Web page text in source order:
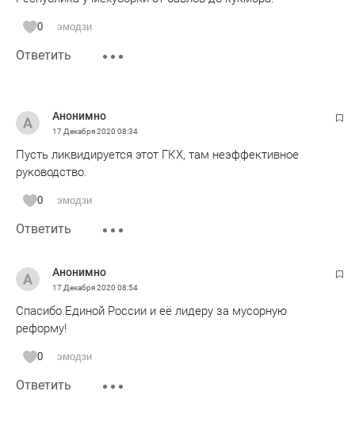
0 эмодзи
Ответить
Анонимно
17 Декабря 2020 08:34
Пусть ликвидируется этот ГКХ, там неэффективное
руководство.
0 эмодзи
Ответить
Анонимно
17 Декабря 2020 08:54
Спасибо Единой России и её лидеру за мусорную
реформу!
0 эмодзи
Ответить